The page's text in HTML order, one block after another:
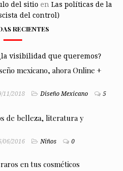
del sitio en Las políticas de la
del control)
RECIENTES
visibilidad que queremos?
mexicano, ahora Online +
11/2018 Diseño Mexicano 5
de belleza, literatura y
06/2016 Niños 0
en tus cosméticos